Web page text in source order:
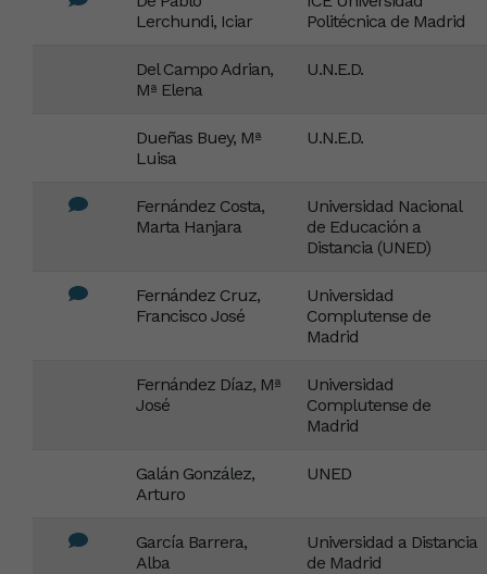
Lerchundi, Iciar
Politécnica de Madrid
Del Campo Adrian,
Mª Elena
U.N.E.D.
Dueñas Buey, Mª
Luisa
U.N.E.D.
Fernández Costa,
Marta Hanjara
Universidad Nacional
de Educación a
Distancia (UNED)
Fernández Cruz,
Francisco José
Universidad
Complutense de
Madrid
Fernández Díaz, Mª
José
Universidad
Complutense de
Madrid
Galán González,
Arturo
UNED
García Barrera,
Alba
Universidad a Distancia
de Madrid